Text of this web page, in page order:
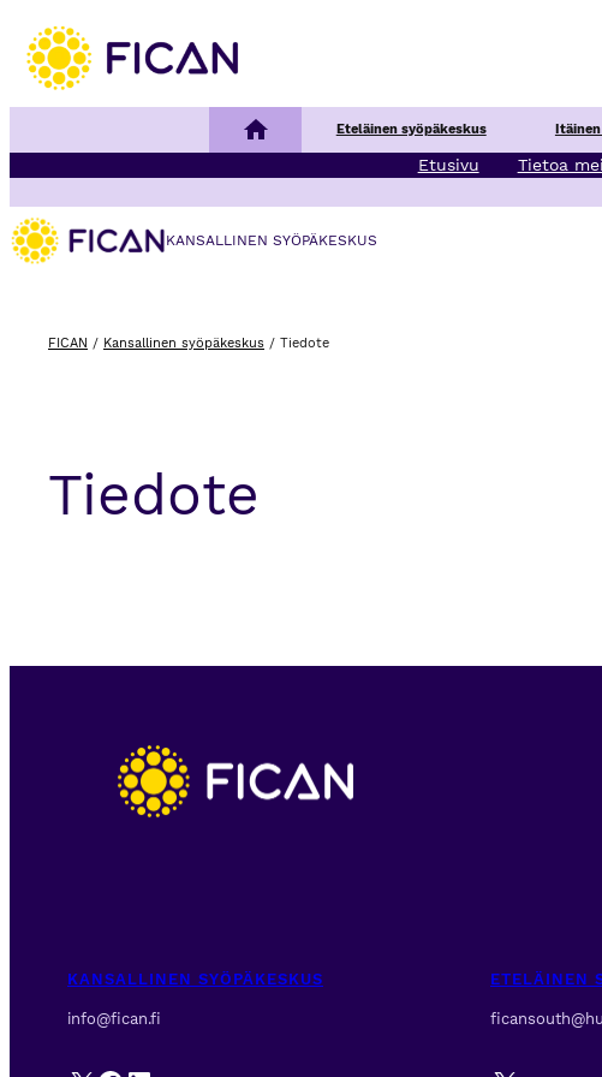
Kansallinen syöpäkeskusEteläinen syöpäkeskus
Etusivu Tietoa
KANSALLINEN SYÖPÄKESKUS
FICAN / Kansallinen syöpäkeskus / Tiedote
Tiedote
KANSALLINEN SYÖPÄKESKUS
info@fican.fi
ETELÄINEN